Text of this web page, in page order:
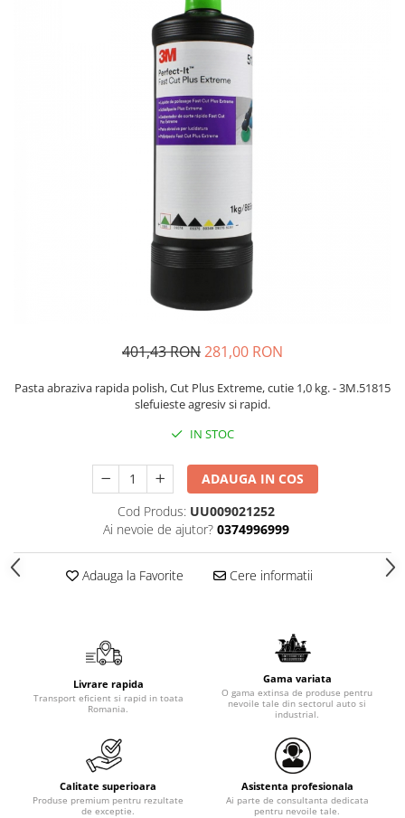
401,43 RON281,00 RON
Pasta abraziva rapida polish, Cut Plus Extreme, cutie 1,0 kg. - 3M.51815
slefuieste agresiv si rapid.
IN STOC
ADAUGA IN COS
Cod Produs: UU009021252
Ai nevoie de ajutor? 0374996999
Adauga la Favorite Cere informatii
Livrare rapida
Transport eficient si rapid in toata
Romania.
Gama variata
O gama extinsa de produse pentru
nevoile tale din sectorul auto si
industrial.
Calitate superioara
Produse premium pentru rezultate
de exceptie.
Asistenta profesionala
Ai parte de consultanta dedicata
pentru nevoile tale.